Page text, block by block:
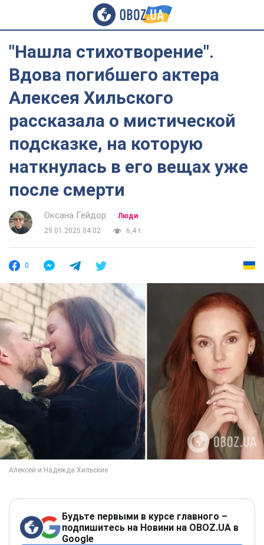
"Нашла стихотворение".
Вдова погибшего актера
Алексея Хильского
рассказала о мистической
подсказке, на которую
наткнулась в его вещах уже
после смерти
Оксана Гейдор
Люди
29.01.2025 04:02
6,4 т.
0
Будьте первыми в курсе главного –
подпишитесь на Новини на OBOZ.UA в
Google